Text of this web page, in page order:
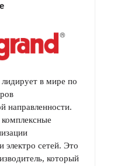
в мире по
направленности.
сетей. Это
который